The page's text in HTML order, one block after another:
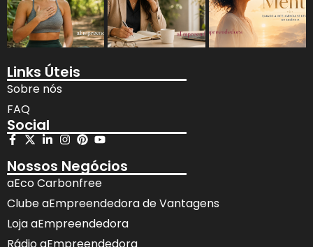
Links Úteis
Sobre nós
FAQ
Social
Nossos Negócios
aEco Carbonfree
Clube aEmpreendedora de Vantagens
Loja aEmpreendedora
Rádio aEmpreendedora